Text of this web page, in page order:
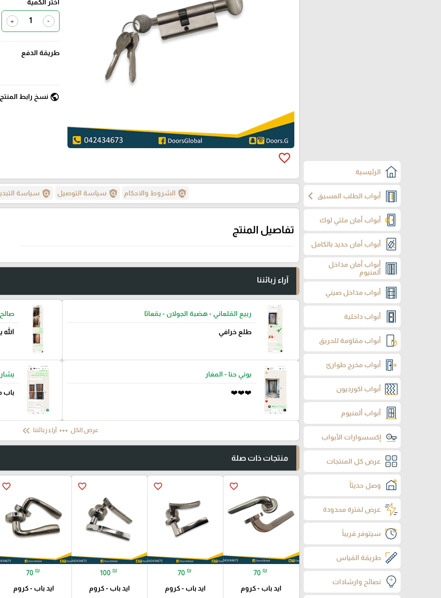
الرئيسية
أبواب الطلب المسبقchevron_left
أبواب أمان ملتي لوك
أبواب أمان حديد بالكامل
أبواب أمان مداخل
ألمنيوم
أبواب مداخل صيني
أبواب داخلية
أبواب مقاومة للحريق
أبواب مخرج طوارئ
أبواب اكورديون
أبواب ألمنيوم
إكسسوارات الأبواب
عرض كل المنتجات
وصل حديثاً
عرض لفترة محدودة
سيتوفر قريباً
طريقة القياس
نصائح وارشادات
favorite_border
اختر الكمية
-
+
طريقة الدفع
public نسخ رابط المنتج
policy الشروط والاحكام policy سياسة التوصيل policy سياسة
تفاصيل المنتج
آراء زبائننا
ربيع القلعاني - هضبة الجولان - بقعاثا
طلع خرافي
يوني حنا - المغار
❤️❤️❤️ باب
عرض الكل more_horiz آراء زبائننا keyboard_double_arrow_left
منتجات ذات صلة
favorite_border
70 ₪
ايد باب - كروم
favorite_border
70 ₪
ايد باب - كروم
favorite_border
100 ₪
ايد باب - كروم
favorite_border
70 ₪
ايد باب - كروم